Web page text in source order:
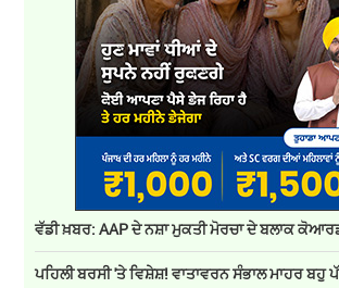
ਵੱਡੀ ਖ਼ਬਰ: AAP ਦੇ ਨਸ਼ਾ ਮੁਕਤੀ ਮੋਰਚਾ ਦੇ ਬਲਾਕ
ਪਹਿਲੀ ਬਰਸੀ 'ਤੇ ਵਿਸ਼ੇਸ਼! ਵਾਤਾਵਰਨ ਸੰਭਾਲ ਮਾਹਰ ਬਹੁ